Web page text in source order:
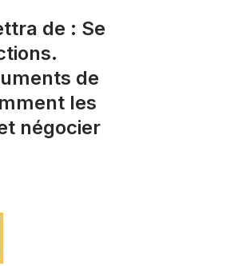
de : Se
de
les
négocier